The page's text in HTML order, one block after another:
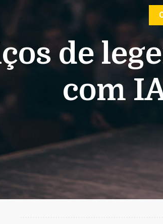
de
com